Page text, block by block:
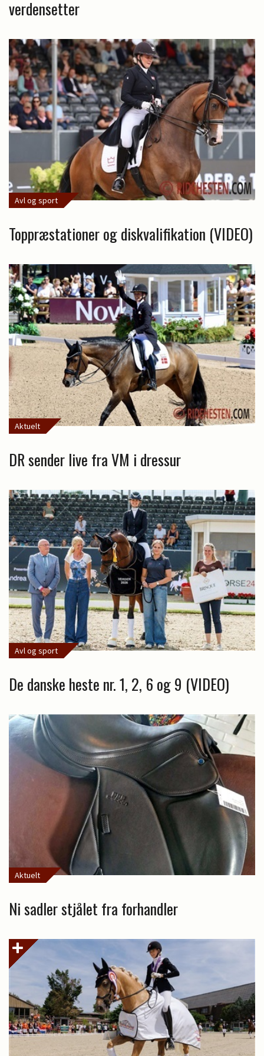
verdensetter
Avl og sport
Toppræstationer og diskvalifikation (VIDEO)
Aktuelt
DR sender live fra VM i dressur
Avl og sport
De danske heste nr. 1, 2, 6 og 9 (VIDEO)
Aktuelt
Ni sadler stjålet fra forhandler